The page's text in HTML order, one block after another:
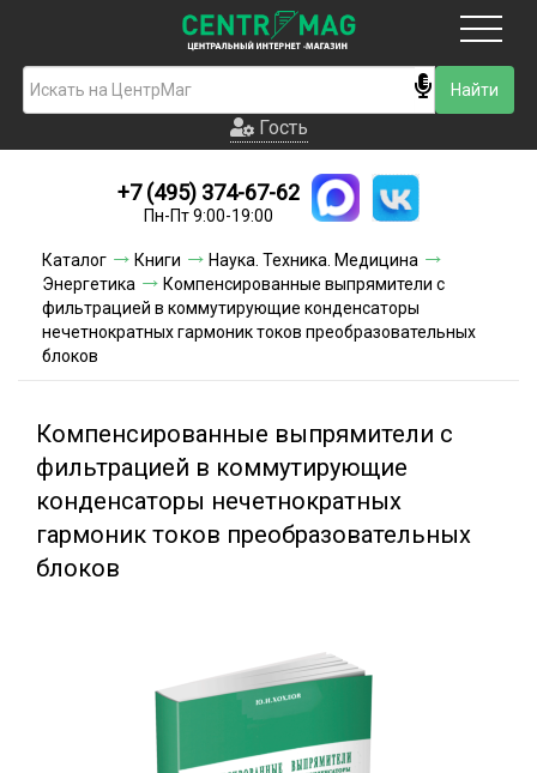
Гость
Новинки
Условия доставки
Условия оплаты
Гость
+7 (495) 374-67-62
Пн-Пт 9:00-19:00
Каталог Книги
Наука. Техника. Медицина
Энергетика
Компенсированные выпрямители с
фильтрацией в коммутирующие конденсаторы
нечетнократных гармоник токов преобразовательных
блоков
Компенсированные выпрямители с
фильтрацией в коммутирующие
конденсаторы нечетнократных
гармоник токов преобразовательных
блоков